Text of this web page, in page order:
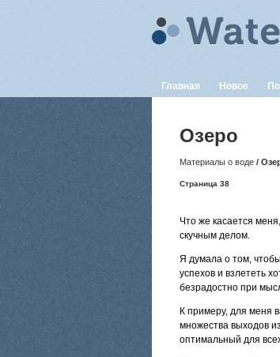
Главная Новое
Озеро
Материалы о воде /
Страница 38
Что же касается
скучным делом.
Я думала о том,
успехов и взлететь
безрадостно при
К примеру, для меня
множества выходов
оптимальный для